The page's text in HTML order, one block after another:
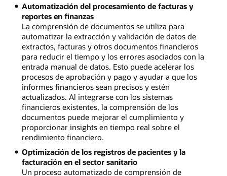
Automatización del procesamiento de facturas y
reportes en finanzas
La comprensión de documentos se utiliza para
automatizar la extracción y validación de datos de
extractos, facturas y otros documentos financieros
para reducir el tiempo y los errores asociados con la
entrada manual de datos. Esto puede acelerar los
procesos de aprobación y pago y ayudar a que los
informes financieros sean precisos y estén
actualizados. Al integrarse con los sistemas
financieros existentes, la comprensión de los
documentos puede mejorar el cumplimiento y
proporcionar insights en tiempo real sobre el
rendimiento financiero.
Optimización de los registros de pacientes y la
facturación en el sector sanitario
Un proceso automatizado de comprensión de